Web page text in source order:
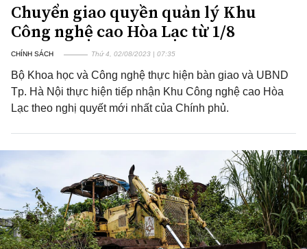
Chuyển giao quyền quản lý Khu
Công nghệ cao Hòa Lạc từ 1/8
CHÍNH SÁCH Thứ 4, 02/08/2023 | 07:35
Bộ Khoa học và Công nghệ thực hiện bàn giao và UBND
Tp. Hà Nội thực hiện tiếp nhận Khu Công nghệ cao Hòa
Lạc theo nghị quyết mới nhất của Chính phủ.